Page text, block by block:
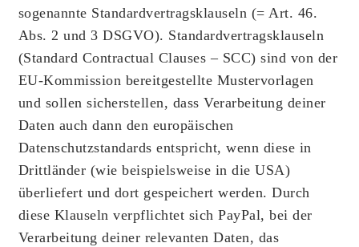
sogenannte Standardvertragsklauseln (= Art. 46.
Abs. 2 und 3 DSGVO). Standardvertragsklauseln
(Standard Contractual Clauses – SCC) sind von der
EU-Kommission bereitgestellte Mustervorlagen
und sollen sicherstellen, dass Verarbeitung deiner
Daten auch dann den europäischen
Datenschutzstandards entspricht, wenn diese in
Drittländer (wie beispielsweise in die USA)
überliefert und dort gespeichert werden. Durch
diese Klauseln verpflichtet sich PayPal, bei der
Verarbeitung deiner relevanten Daten, das